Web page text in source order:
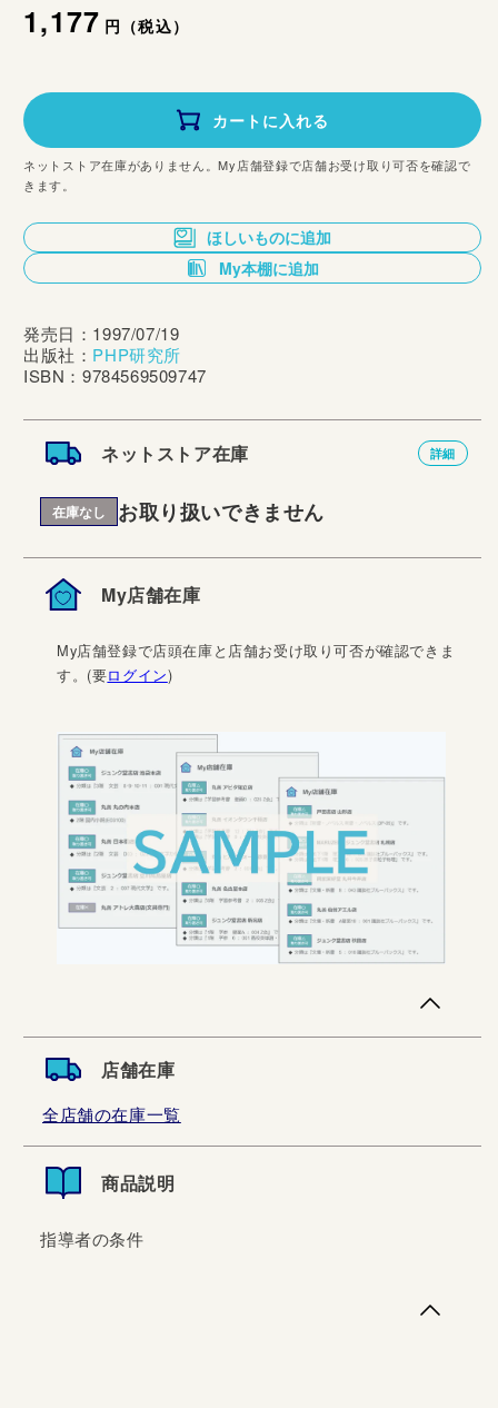
通
価
格
1,177円（税込）
カートに入れる
ネットストア在庫がありません。My店舗登録で店舗お受け取り可否を確認で
きます。
ほしいものに追加
My本棚に追加
発売日：1997/07/19
出版社： PHP研究所
ISBN：9784569509747
ネットストア在庫 詳細
在庫なし お取り扱いできません
My店舗在庫
My店舗登録で店頭在庫と店舗お受け取り可否が確認できま
す。(要ログイン)
店舗在庫
全店舗の在庫一覧
商品説明
指導者の条件